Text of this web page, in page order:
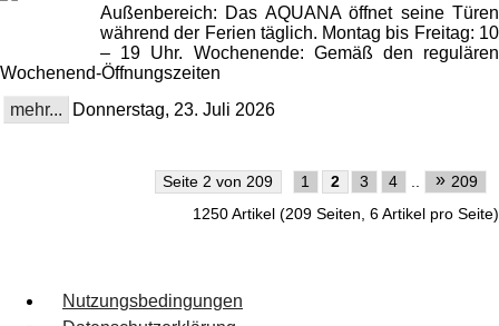
Außenbereich: Das AQUANA öffnet seine Türen
während der Ferien täglich. Montag bis Freitag: 10
– 19 Uhr. Wochenende: Gemäß den regulären
Wochenend-Öffnungszeiten
mehr...
Donnerstag, 23. Juli 2026
Seite 2 von 209 1 2 3 4 » 209
1250 Artikel (209 Seiten, 6 Artikel pro Seite)
Nutzungsbedingungen